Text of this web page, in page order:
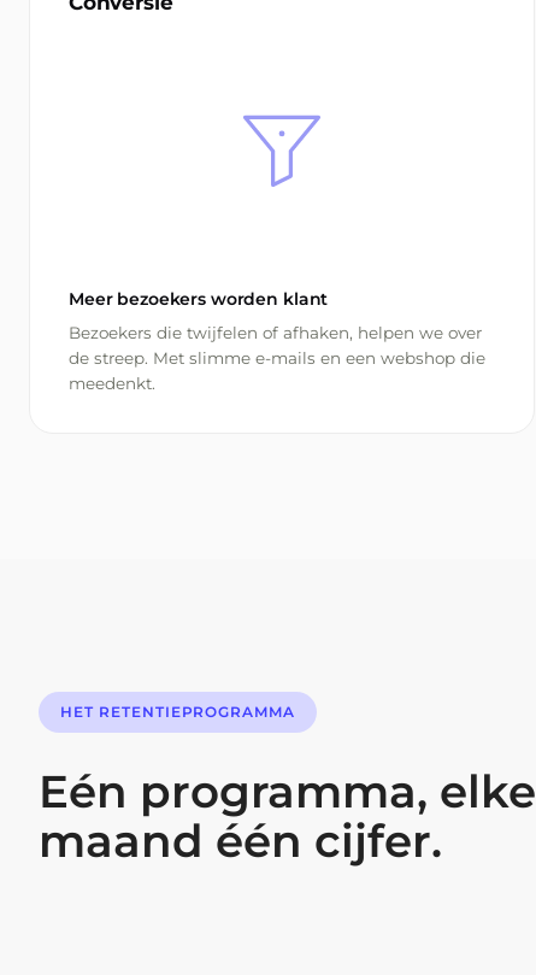
Meer bezoekers worden klant
Bezoekers die twijfelen of afhaken, helpen we over
de streep. Met slimme e-mails en een webshop die
meedenkt.
HET RETENTIEPROGRAMMA
Eén programma, elke
maand één cijfer.